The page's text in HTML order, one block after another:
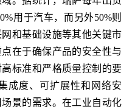
用于汽车，而另外50%则
和基础设施等其他关键市
在于确保产品的安全性与
标准和严格质量控制的要
成度、可扩展性和网络安
景的需求。在工业自动化